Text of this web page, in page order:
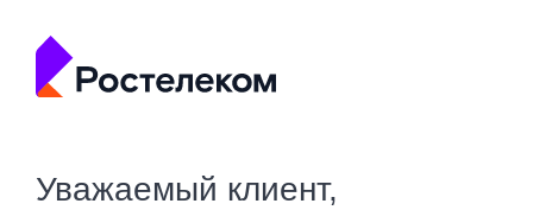
Уважаемый клиент,